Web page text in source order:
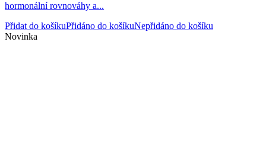
zákazníka
hormonální rovnováhy a...
Přidat do košíkuPřidáno do košíkuNepřidáno do košíku
Novinka